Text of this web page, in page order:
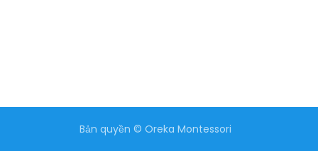
Bản quyền © Oreka Montessori